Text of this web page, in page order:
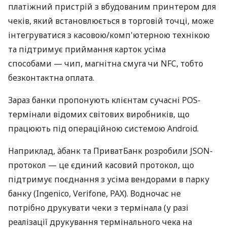
платіжний пристрій з вбудованим принтером для
чеків, який встановлюється в торговій точці, може
інтегруватися з касовою/комп'ютерною технікою
та підтримує приймання карток усіма
способами — чип, магнітна смуга чи NFC, тобто
безконтактна оплата.
Зараз банки пропонують клієнтам сучасні POS-
термінали відомих світових виробників, що
працюють під операційною системою Android.
Наприклад, àбанк та ПриватБанк розробили JSON-
протокол — це єдиний касовий протокол, що
підтримує поєднання з усіма вендорами в парку
банку (Ingenico, Verifone, PAX). Водночас не
потрібно друкувати чеки з термінала (у разі
реалізації друкування термінального чека на